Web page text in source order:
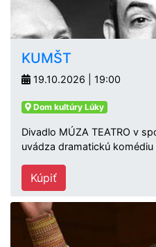
KUMŠT
19.10.2026 | 19:00
Dom kultúry Lúky
Divadlo MÚZA TEATRO v
uvádza dramatickú komédiu
Kúpiť